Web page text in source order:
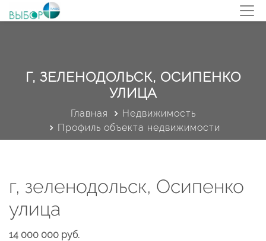
Г, ЗЕЛЕНОДОЛЬСК, ОСИПЕНКО
УЛИЦА
Главная
Недвижимость
Профиль объекта недвижимости
г, зеленодольск, Осипенко
улица
14 000 000 руб.